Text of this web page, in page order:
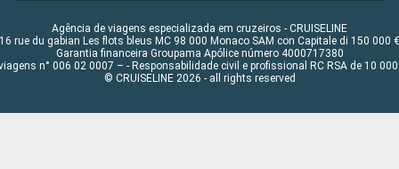
Agência de viagens especializada em cruzeiros - CRUISELINE
16 rue du gabian Les flots bleus MC 98 000 Monaco SAM con Capitale di 150 000 €
Garantia financeira Groupama Apólice número 4000717380
n° 006 02 0007 – - Responsabilidade civil e profissional RC RSA de 10 000
© CRUISELINE 2026 - all rights reserved